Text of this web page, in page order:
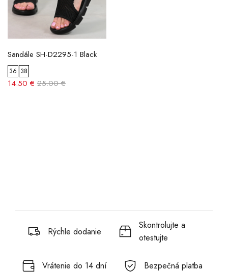
Sandále SH-D2295-1 Black
36 38
14.50 € 25.00 €
Rýchle dodanie
Skontrolujte a
otestujte
Vrátenie do 14 dní Bezpečná platba